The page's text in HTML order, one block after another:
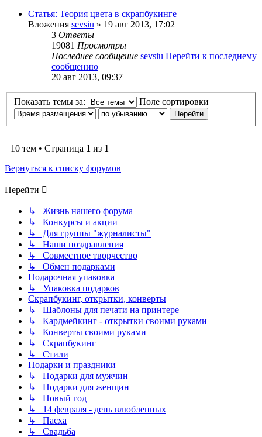
Статья: Теория цвета в скрапбукинге
Вложения sevsiu » 19 авг 2013, 17:02
3 Ответы
19081 Просмотры
Последнее сообщение sevsiu Перейти к последнему
сообщению
20 авг 2013, 09:37
Показать темы за: Поле сортировки
10 тем • Страница 1 из 1
Вернуться к списку форумов
Перейти
↳ Жизнь нашего форума
↳ Конкурсы и акции
↳ Для группы "журналисты"
↳ Наши поздравления
↳ Совместное творчество
↳ Обмен подарками
Подарочная упаковка
↳ Упаковка подарков
Скрапбукинг, открытки, конверты
↳ Шаблоны для печати на принтере
↳ Кардмейкинг - открытки своими руками
↳ Конверты своими руками
↳ Скрапбукинг
↳ Стили
Подарки и праздники
↳ Подарки для мужчин
↳ Подарки для женщин
↳ Новый год
↳ 14 февраля - день влюбленных
↳ Пасха
↳ Свадьба